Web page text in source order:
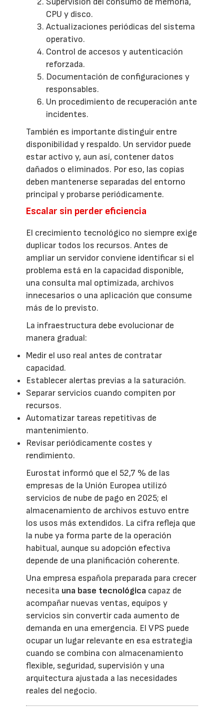
CPU y disco.
Actualizaciones periódicas del sistema
operativo.
Control de accesos y autenticación
reforzada.
Documentación de configuraciones y
responsables.
Un procedimiento de recuperación ante
incidentes.
También es importante distinguir entre
disponibilidad y respaldo. Un servidor puede
estar activo y, aun así, contener datos
dañados o eliminados. Por eso, las copias
deben mantenerse separadas del entorno
principal y probarse periódicamente.
Escalar sin perder eficiencia
El crecimiento tecnológico no siempre exige
duplicar todos los recursos. Antes de
ampliar un servidor conviene identificar si el
problema está en la capacidad disponible,
una consulta mal optimizada, archivos
innecesarios o una aplicación que consume
más de lo previsto.
La infraestructura debe evolucionar de
manera gradual:
Medir el uso real antes de contratar
capacidad.
Establecer alertas previas a la saturación.
Separar servicios cuando compiten por
recursos.
Automatizar tareas repetitivas de
mantenimiento.
Revisar periódicamente costes y
rendimiento.
Eurostat informó que el 52,7 % de las
empresas de la Unión Europea utilizó
servicios de nube de pago en 2025; el
almacenamiento de archivos estuvo entre
los usos más extendidos. La cifra refleja que
la nube ya forma parte de la operación
habitual, aunque su adopción efectiva
depende de una planificación coherente.
Una empresa española preparada para crecer
necesita una base tecnológica capaz de
acompañar nuevas ventas, equipos y
servicios sin convertir cada aumento de
demanda en una emergencia. El VPS puede
ocupar un lugar relevante en esa estrategia
cuando se combina con almacenamiento
flexible, seguridad, supervisión y una
arquitectura ajustada a las necesidades
reales del negocio.